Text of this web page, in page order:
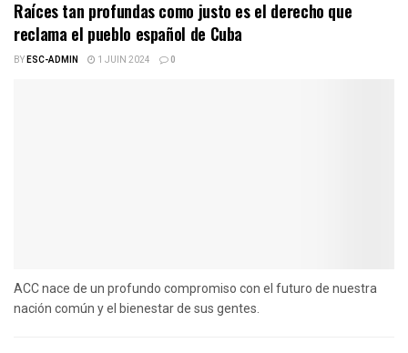
Raíces tan profundas como justo es el derecho que
reclama el pueblo español de Cuba
BYESC-ADMIN 1 JUIN 2024 0
ACC nace de un profundo compromiso con el futuro de nuestra
nación común y el bienestar de sus gentes.